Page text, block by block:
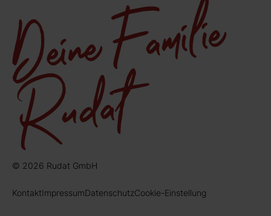
© 2026 Rudat GmbH
KontaktImpressumDatenschutzCookie-Einstellung